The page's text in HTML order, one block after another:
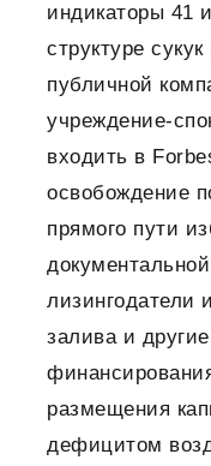
индикаторы 41
структуре
публичной
учреждение-
входить в
освобождение
прямого пути
лизингодатели
залива и
размещения
дефицитом